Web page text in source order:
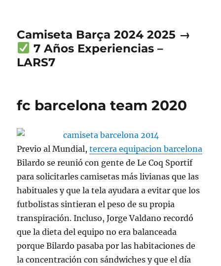
Camiseta Barça 2024 2025 →
7 Años Experiencias –
LARS7
fc barcelona team 2020
Previo al Mundial,tercera equipacion barcelona
Bilardo se reunió con gente de Le Coq Sportif
para solicitarles camisetas más livianas que las
habituales y que la tela ayudara a evitar que los
futbolistas sintieran el peso de su propia
transpiración. Incluso, Jorge Valdano recordó
que la dieta del equipo no era balanceada
porque Bilardo pasaba por las habitaciones de
la concentración con sándwiches y que el día